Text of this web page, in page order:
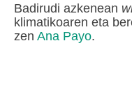
Badirudi azkenean
klimatikoaren eta
zen Ana Payo.